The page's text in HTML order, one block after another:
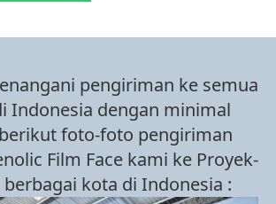
pengiriman ke semua
Indonesia dengan minimal
foto-foto pengiriman
Film Face kami ke Proyek-
kota di Indonesia :